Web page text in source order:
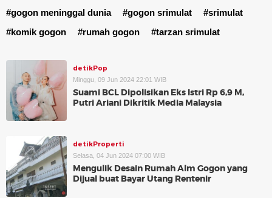
#gogon meninggal dunia #gogon srimulat
#srimulat
#komik gogon
#rumah gogon #tarzan srimulat
detikPop
Minggu, 09 Jun 2024 22:01 WIB
Suami BCL Dipolisikan Eks Istri Rp 6,9 M,
Putri Ariani Dikritik Media Malaysia
detikProperti
Selasa, 04 Jun 2024 07:00 WIB
Mengulik Desain Rumah Alm Gogon yang
Dijual buat Bayar Utang Rentenir